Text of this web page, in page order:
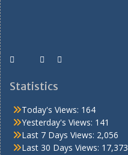
Statistics
Today's Views: 164
Yesterday's Views: 141
Last 7 Days Views: 2,056
Last 30 Days Views: 17,373